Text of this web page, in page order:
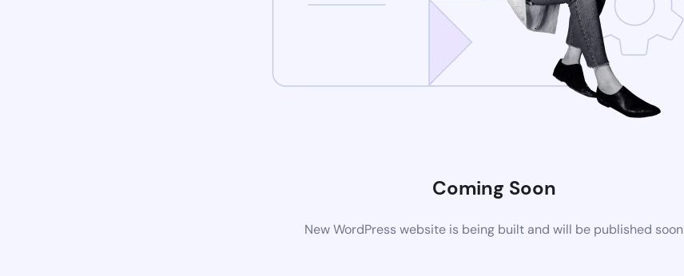
Coming Soon
New WordPress website is being built and will be published soon